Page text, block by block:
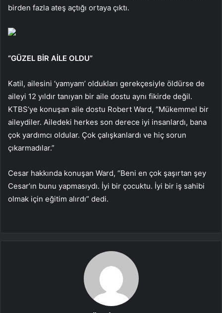
birden fazla ateş açtığı ortaya çıktı.
“GÜZEL BİR AİLE OLDU”
Katil, ailesini ‘yamyam’ oldukları gerekçesiyle öldürse de
aileyi 12 yıldır tanıyan bir aile dostu aynı fikirde değil.
KTBS’ye konuşan aile dostu Robert Ward, “Mükemmel bir
aileydiler. Ailedeki herkes son derece iyi insanlardı, bana
çok yardımcı oldular. Çok çalışkanlardı ve hiç sorun
çıkarmadılar.”
Cesar hakkında konuşan Ward, “Beni en çok şaşırtan şey
Cesar’ın bunu yapmasıydı. İyi bir çocuktu. İyi bir iş sahibi
olmak için eğitim alırdı” dedi.